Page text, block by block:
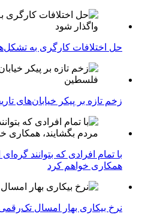
حل اختلافات کارگری به
زخم تازه بر پیکر خیابان‌های
با تمام افرادی که بتوانند
همکاری خواهم کرد
نرخ بیکاری بهار امسال